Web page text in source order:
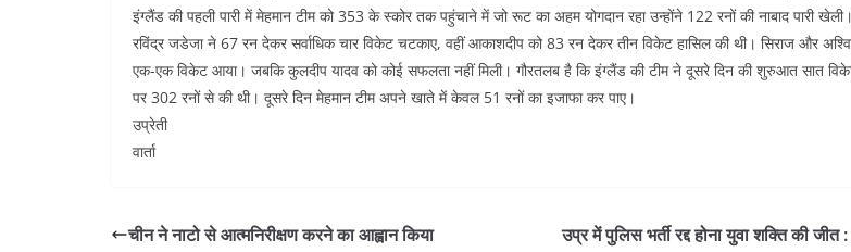
इंग्लैंड की पहली पारी में मेहमान टीम को 353 के स्कोर तक पहुंचाने में जो रूट का अहम योगदान रहा उन्होंने 122 रनों की नाबाद पारी
रविंद्र जडेजा ने 67 रन देकर सर्वाधिक चार विकेट चटकाए, वहीं आकाशदीप को 83 रन देकर तीन विकेट हासिल की थी। सिराज और
एक-एक विकेट आया। जबकि कुलदीप यादव को कोई सफलता नहीं मिली। गौरतलब है कि इंग्लैंड की टीम ने दूसरे दिन की शुरुआत सात
पर 302 रनों से की थी। दूसरे दिन मेहमान टीम अपने खाते में केवल 51 रनों का इजाफा कर पाए।
उप्रेती
वार्ता
चीन ने नाटो से आत्मनिरीक्षण करने का आह्वान किया उप्र में पुलिस भर्ती रद्द होना युवा शक्ति की जीत